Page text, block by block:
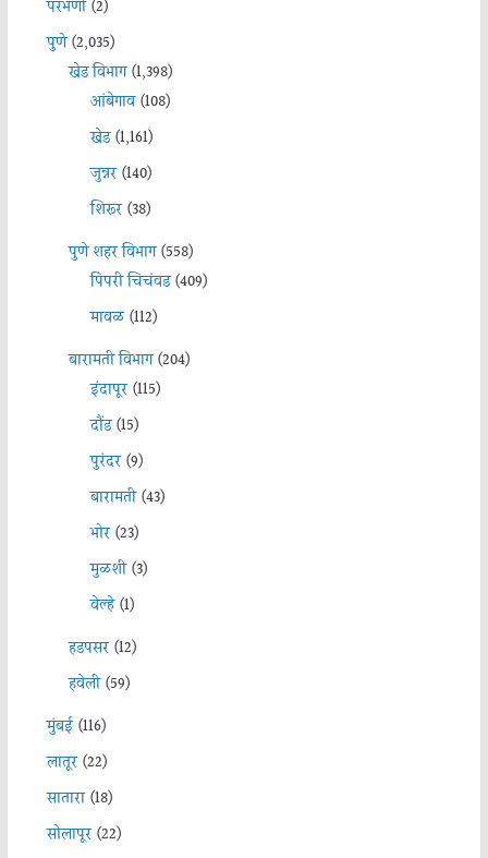
परभणी(2)
पुणे(2,035)
खेड विभाग(1,398)
आंबेगाव(108)
खेड(1,161)
जुन्नर(140)
शिरूर(38)
पुणे शहर विभाग(558)
पिंपरी चिचंवड(409)
मावळ(112)
बारामती विभाग(204)
इंदापूर(115)
दौंड(15)
पुरंदर(9)
बारामती(43)
भोर(23)
मुळशी(3)
वेल्हे(1)
हडपसर(12)
हवेली(59)
मुंबई(116)
लातूर(22)
सातारा(18)
सोलापूर(22)